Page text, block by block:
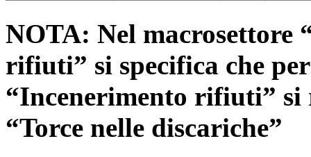
NOTA: Nel macrosettore
rifiuti” si specifica che
“Incenerimento rifiuti”
“Torce nelle discariche”